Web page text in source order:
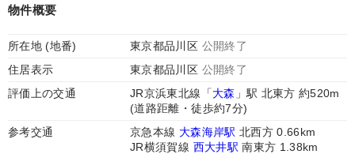
物件概要
所在地 (地番) 東京都品川区 公開終了
住居表示
東京都品川区 公開終了
評価上の交通
JR京浜東北線「大森 」駅 北東方 約520m
(道路距離・徒歩約7分)
参考交通
京急本線 大森海岸駅 北西方 0.66km
JR横須賀線 西大井駅 南東方 1.38km